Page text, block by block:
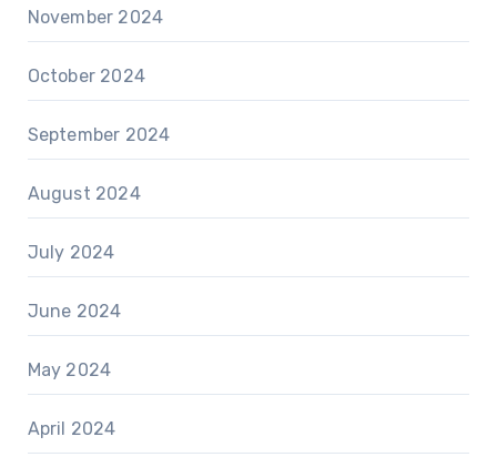
November 2024
October 2024
September 2024
August 2024
July 2024
June 2024
May 2024
April 2024